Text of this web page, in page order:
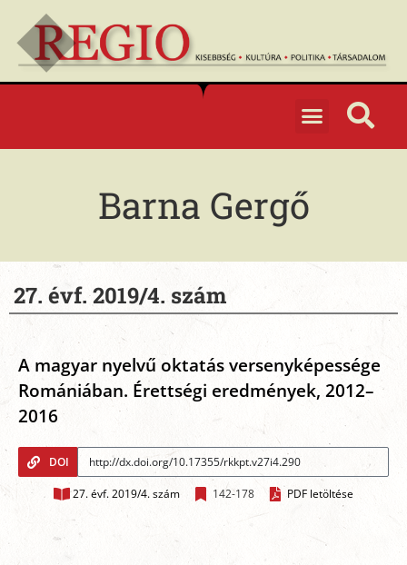
Barna Gergő
27. évf. 2019/4. szám
A magyar nyelvű oktatás versenyképessége
Romániában. Érettségi eredmények, 2012–
2016
DOI
27. évf. 2019/4. szám 142-178 PDF letöltése